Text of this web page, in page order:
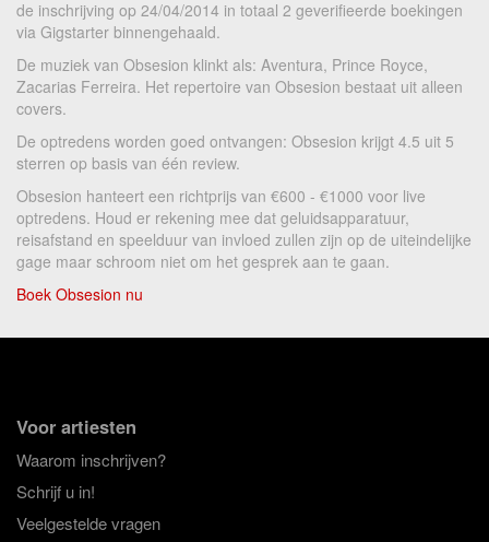
de inschrijving op 24/04/2014 in totaal 2 geverifieerde boekingen
via Gigstarter binnengehaald.
De muziek van Obsesion klinkt als: Aventura, Prince Royce,
Zacarias Ferreira. Het repertoire van Obsesion bestaat uit alleen
covers.
De optredens worden goed ontvangen: Obsesion krijgt 4.5 uit 5
sterren op basis van één review.
Obsesion hanteert een richtprijs van €600 - €1000 voor live
optredens. Houd er rekening mee dat geluidsapparatuur,
reisafstand en speelduur van invloed zullen zijn op de uiteindelijke
gage maar schroom niet om het gesprek aan te gaan.
Boek Obsesion nu
Voor artiesten
Waarom inschrijven?
Schrijf u in!
Veelgestelde vragen